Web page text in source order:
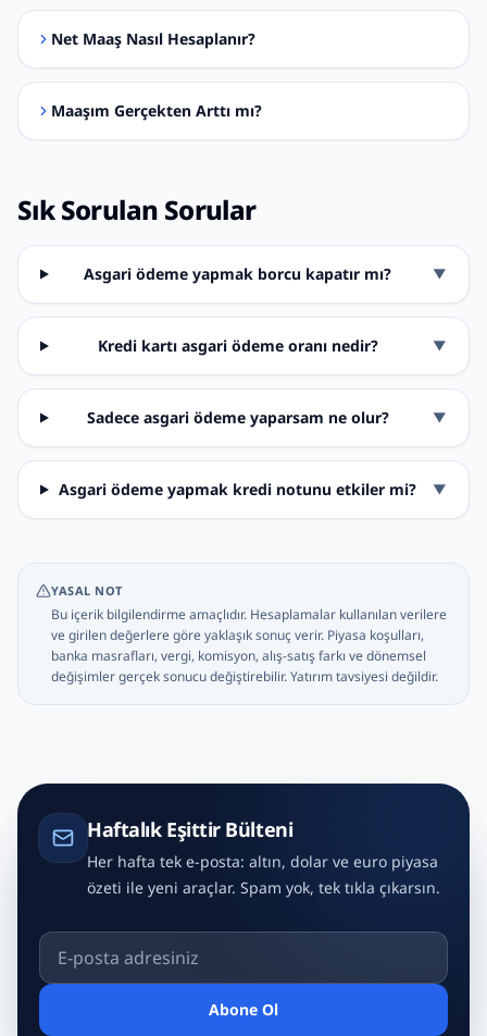
Net Maaş Nasıl Hesaplanır?
Maaşım Gerçekten Arttı mı?
Sık Sorulan Sorular
Asgari ödeme yapmak borcu kapatır mı? ▼
Kredi kartı asgari ödeme oranı nedir? ▼
Sadece asgari ödeme yaparsam ne olur? ▼
Asgari ödeme yapmak kredi notunu etkiler mi? ▼
YASAL NOT
Bu içerik bilgilendirme amaçlıdır. Hesaplamalar kullanılan verilere
ve girilen değerlere göre yaklaşık sonuç verir. Piyasa koşulları,
banka masrafları, vergi, komisyon, alış-satış farkı ve dönemsel
değişimler gerçek sonucu değiştirebilir. Yatırım tavsiyesi değildir.
Haftalık Eşittir Bülteni
Her hafta tek e-posta: altın, dolar ve euro piyasa
özeti ile yeni araçlar. Spam yok, tek tıkla çıkarsın.
E-posta adresiniz
Abone Ol